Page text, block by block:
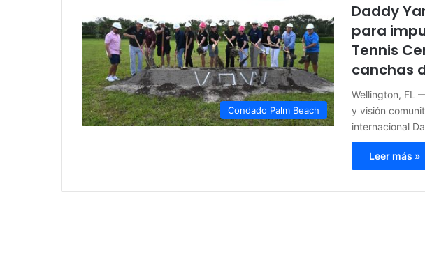
Condado Palm Beach
Daddy
para
Tennis
canchas
Wellington, FL
y visión
internacional
Leer más »